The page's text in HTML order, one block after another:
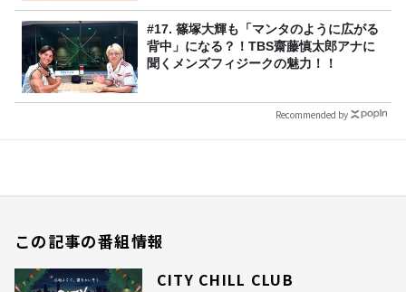
#17. 篠塚大輝も「マンタのように広がる
背中」になる？！TBS齋藤慎太郎アナに
聞くメンズフィジークの魅力！！
Recommended by
この記事の番組情報
CITY CHILL CLUB